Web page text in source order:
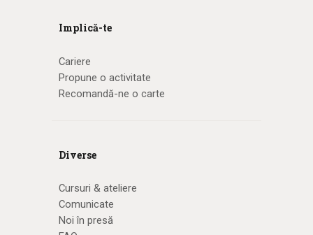
Implică-te
Cariere
Propune o activitate
Recomandă-ne o carte
Diverse
Cursuri & ateliere
Comunicate
Noi în presă